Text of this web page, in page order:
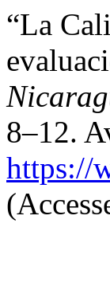
“La
8–12.
https://